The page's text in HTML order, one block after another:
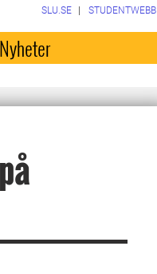
SLU.SE STUDENTWEBB
Nyheter